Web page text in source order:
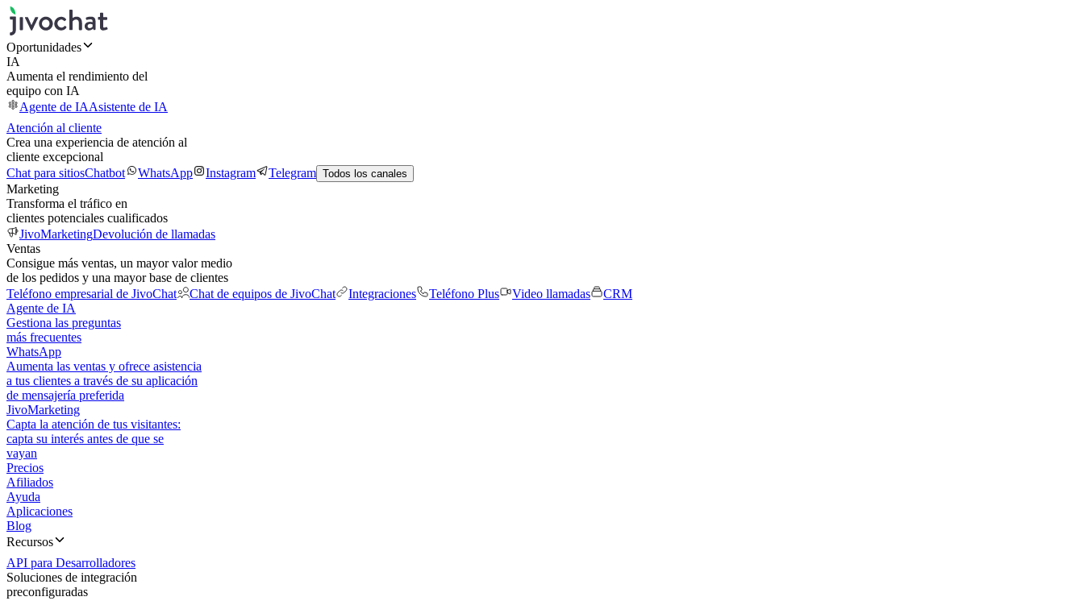
Oportunidades
IA
Aumenta el rendimiento del
equipo con IA
Agente de IAAsistente de IA
Atención al cliente
Crea una experiencia de atención al
cliente excepcional
Chat para sitiosChatbot WhatsApp Instagram Telegram Todos los canales
Marketing
Transforma el tráfico en
clientes potenciales cualificados
JivoMarketingDevolución de llamadas
Ventas
Consigue más ventas, un mayor valor medio
de los pedidos y una mayor base de clientes
Teléfono empresarial de JivoChat
Chat de equipos de JivoChat Integraciones Teléfono Plus Video llamadas
CRM
Agente de IA
Gestiona las preguntas
más frecuentes
WhatsApp
Aumenta las ventas y ofrece asistencia
a tus clientes a través de su aplicación
de mensajería preferida
JivoMarketing
Capta la atención de tus visitantes:
capta su interés antes de que se
vayan
Precios
Afiliados
Ayuda
Aplicaciones
Blog
Recursos
API para Desarrolladores
Soluciones de integración
preconfiguradas